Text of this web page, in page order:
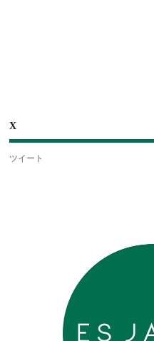
X
ツイート